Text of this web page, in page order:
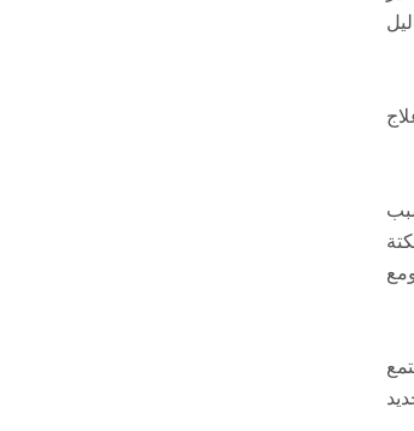
بالسكتة
ومع